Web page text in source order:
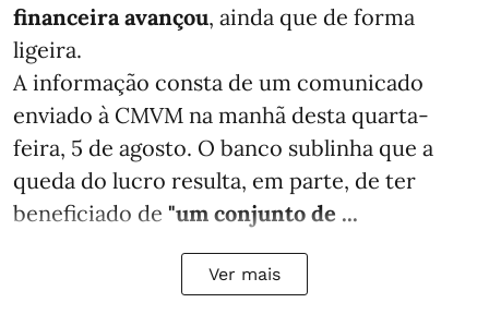
financeira avançou, ainda que de forma
ligeira.
A informação consta de um comunicado
enviado à CMVM na manhã desta quarta-
feira, 5 de agosto. O banco sublinha que a
queda do lucro resulta, em parte, de ter
beneficiado de "um conjunto de ...
Ver mais